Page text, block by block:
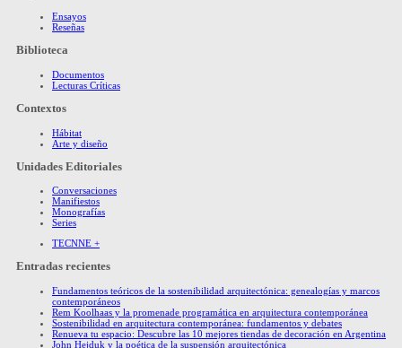
Ensayos
Reseñas
Biblioteca
Documentos
Lecturas Críticas
Contextos
Hábitat
Arte y diseño
Unidades Editoriales
Conversaciones
Manifiestos
Monografías
Series
TECNNE +
Entradas recientes
Fundamentos teóricos de la sostenibilidad arquitectónica: genealogías y marcos
contemporáneos
Rem Koolhaas y la promenade programática en arquitectura contemporánea
Sostenibilidad en arquitectura contemporánea: fundamentos y debates
Renueva tu espacio: Descubre las 10 mejores tiendas de decoración en Argentina
John Hejduk y la poética de la suspensión arquitectónica